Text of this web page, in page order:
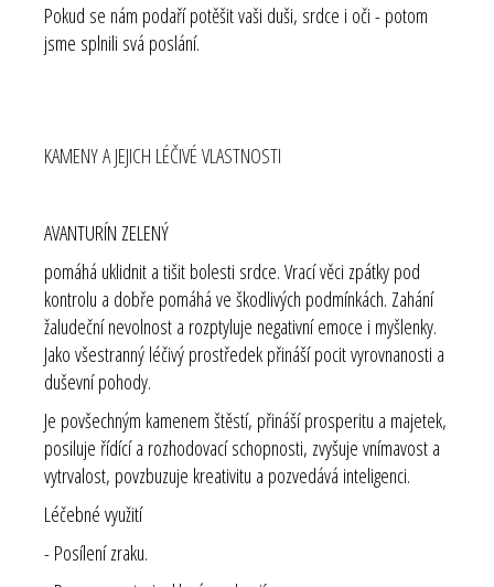
Pokud se nám podaří potěšit vaši duši, srdce i oči - potom
jsme splnili svá poslání.
KAMENY A JEJICH LÉČIVÉ VLASTNOSTI
AVANTURÍN ZELENÝ
pomáhá uklidnit a tišit bolesti srdce. Vrací věci zpátky pod
kontrolu a dobře pomáhá ve škodlivých podmínkách. Zahání
žaludeční nevolnost a rozptyluje negativní emoce i myšlenky.
Jako všestranný léčivý prostředek přináší pocit vyrovnanosti a
duševní pohody.
Je povšechným kamenem štěstí, přináší prosperitu a majetek,
posiluje řídící a rozhodovací schopnosti, zvyšuje vnímavost a
vytrvalost, povzbuzuje kreativitu a pozvedává inteligenci.
Léčebné využití
- Posílení zraku.